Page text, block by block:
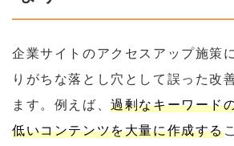
企業サイトのアクセスアップ施策
りがちな落とし穴として誤った改
ます。例えば、過剰なキーワード
低いコンテンツを大量に作成する